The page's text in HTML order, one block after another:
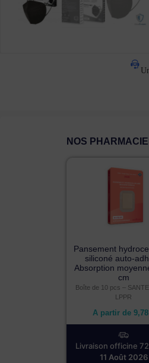
NOS
Pansement
siliconé auto-
Absorption
cm
Boîte de 10 pcs –
LPPR
A partir de 9,78
Livraison officine
11 Août 2026